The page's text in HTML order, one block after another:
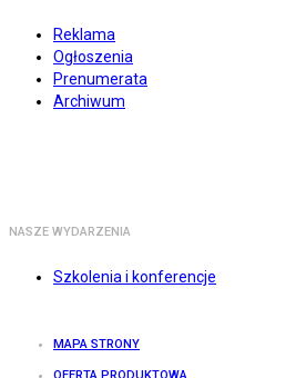
Reklama
Ogłoszenia
Prenumerata
Archiwum
NASZE WYDARZENIA
Szkolenia i konferencje
MAPA STRONY